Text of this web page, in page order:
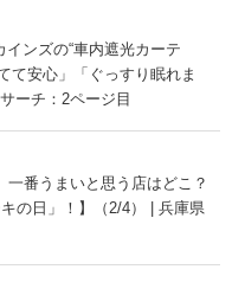
ンズの“車内遮光カーテ
て安心」「ぐっすり眠れま
ーチ：2ページ目
番うまいと思う店はどこ？
の日」！】（2/4） | 兵庫県